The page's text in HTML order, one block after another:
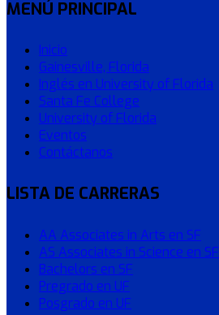
MENÚ PRINCIPAL
Inicio
Gainesville, Florida
Inglés en University of Florida
Santa Fe College
University of Florida
Eventos
Contáctanos
LISTA DE CARRERAS
AA Associates in Arts en SF
AS Associates in Science en SF
Bachelors en SF
Pregrado en UF
Posgrado en UF